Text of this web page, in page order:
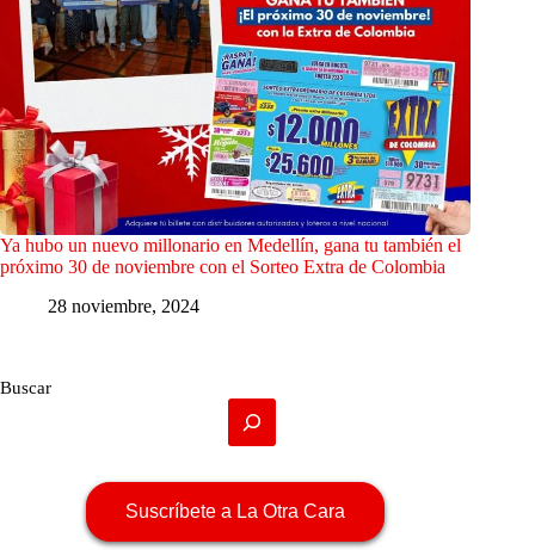
Ya hubo un nuevo millonario en Medellín, gana tu también el
próximo 30 de noviembre con el Sorteo Extra de Colombia
28 noviembre, 2024
Buscar
Suscríbete a La Otra Cara